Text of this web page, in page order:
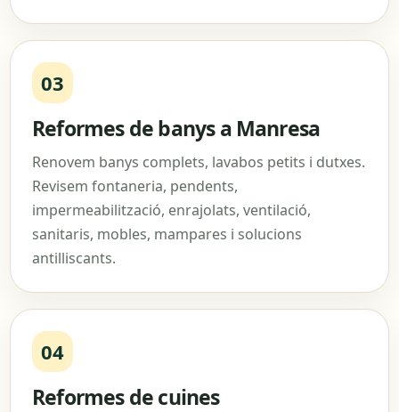
03
Reformes de banys a Manresa
Renovem banys complets, lavabos petits i dutxes.
Revisem fontaneria, pendents,
impermeabilització, enrajolats, ventilació,
sanitaris, mobles, mampares i solucions
antilliscants.
04
Reformes de cuines